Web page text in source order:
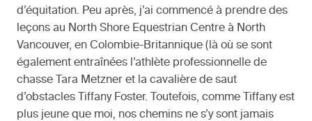
d’équitation. Peu après, j’ai commencé à prendre des
leçons au North Shore Equestrian Centre à North
Vancouver, en Colombie-Britannique (là où se sont
également entraînées l’athlète professionnelle de
chasse Tara Metzner et la cavalière de saut
d’obstacles Tiffany Foster. Toutefois, comme Tiffany est
plus jeune que moi, nos chemins ne s’y sont jamais